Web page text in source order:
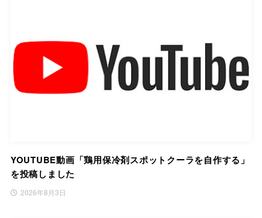
YOUTUBE動画「鶏用保冷剤スポットクーラを自作する」
を投稿しました
2026年8月3日